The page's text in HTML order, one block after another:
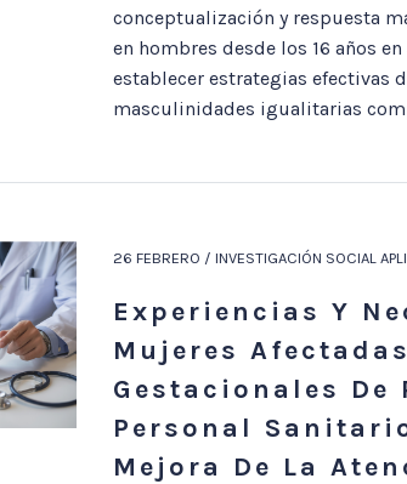
conceptualización y respuesta
en hombres desde los 16 años
establecer estrategias efectivas
masculinidades igualitarias
26 FEBRERO / INVESTIGACIÓN SOCIAL
Experiencias Y
Mujeres
Gestacionales De
Personal
Mejora De La